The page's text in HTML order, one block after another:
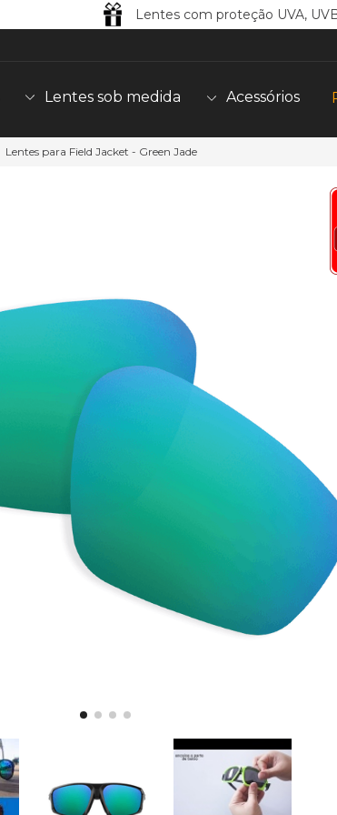
Lentes com proteção UVA,
Lentes sob medida Acessórios
Lentes para Field Jacket - Green Jade
8º
parafusos